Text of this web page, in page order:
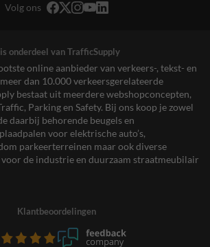
Volg ons
onderdeel van TrafficSupply
online aanbieder van verkeers-, tekst- en
dan 10.000 verkeersgerelateerde
bestaat uit meerdere webshopconcepten,
Parking en Safety. Bij ons koop je zowel
daarbij behorende beugels en
voor elektrische auto’s,
parkeerterreinen maar ook diverse
de industrie en duurzaam straatmeubilair
Klantbeoordelingen